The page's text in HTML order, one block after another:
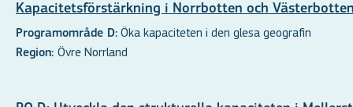
Kapacitetsförstärkning i Norrbotten och
Programområde D: Öka kapaciteten i den glesa geografin
Region: Övre Norrland